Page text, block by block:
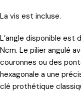
La vis est incluse.
L’angle disponible est
Ncm. Le pilier angulé
couronnes ou des
hexagonale a une
clé prothétique